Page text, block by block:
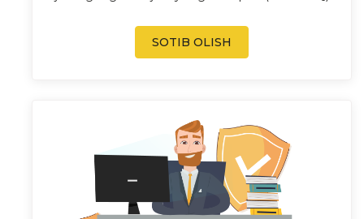
SOTIB OLISH